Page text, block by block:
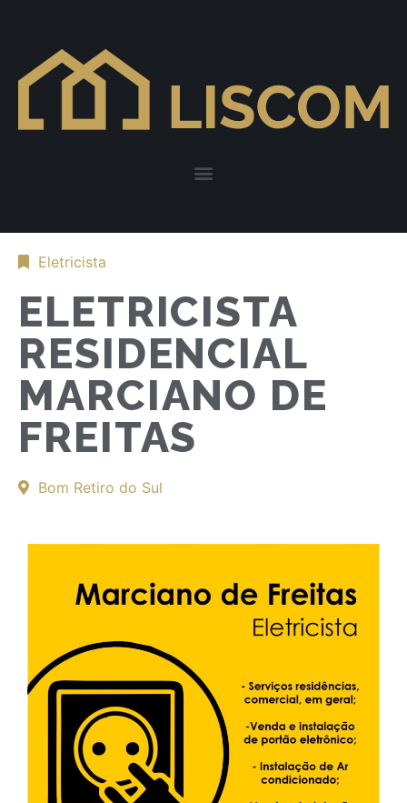
Eletricista
ELETRICISTA
RESIDENCIAL
MARCIANO DE
FREITAS
Bom Retiro do Sul